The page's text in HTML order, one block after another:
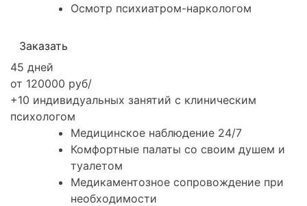
Осмотр психиатром-наркологом
Заказать
45 дней
от 120000 руб/
+10 индивидуальных занятий с клиническим
психологом
Медицинское наблюдение 24/7
Комфортные палаты со своим душем и
туалетом
Медикаментозное сопровождение при
необходимости